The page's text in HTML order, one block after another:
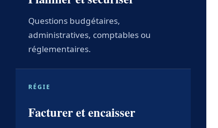
Questions budgétaires,
administratives, comptables ou
réglementaires.
RÉGIE
Facturer et encaisser